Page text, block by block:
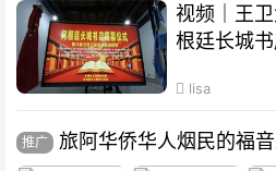
视频｜王
根廷长城
lisa
推广 旅阿华侨华人烟民的福音